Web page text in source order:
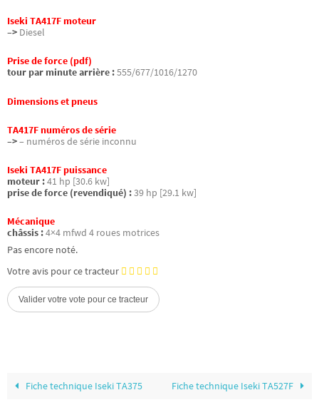
Iseki TA417F moteur
–> Diesel
Prise de force (pdf)
tour par minute arrière :555/677/1016/1270
Dimensions et pneus
TA417F numéros de série
–>– numéros de série inconnu
Iseki TA417F puissance
moteur :41 hp [30.6 kw]
prise de force (revendiqué) :39 hp [29.1 kw]
Mécanique
châssis :4×4 mfwd 4 roues motrices
Pas encore noté.
Votre avis pour ce tracteur
Fiche technique Iseki TA375 Fiche technique Iseki TA527F